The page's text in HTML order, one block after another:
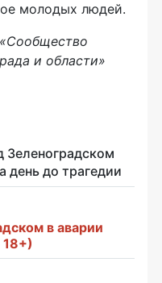
молодых людей.
и области»
день до трагедии
в аварии